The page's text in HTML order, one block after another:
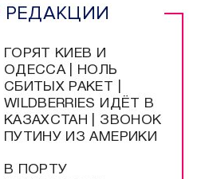
РЕДАКЦИИ
ГОРЯТ КИЕВ И
ОДЕССА | НОЛЬ
СБИТЫХ РАКЕТ |
WILDBERRIES ИДЁТ В
КАЗАХСТАН | ЗВОНОК
ПУТИНУ ИЗ АМЕРИКИ
В ПОРТУ